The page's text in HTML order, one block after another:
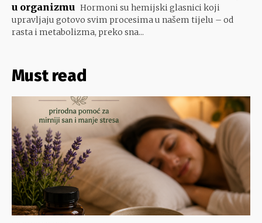
u organizmu Hormoni su hemijski glasnici koji
upravljaju gotovo svim procesima u našem tijelu – od
rasta i metabolizma, preko sna...
Must read